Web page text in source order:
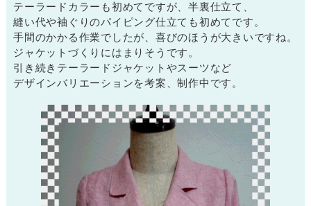
テーラードカラーも初めてですが、半裏仕立て、
縫い代や袖ぐりのパイピング仕立ても初めてです。
手間のかかる作業でしたが、喜びのほうが大きいですね。
ジャケットづくりにはまりそうです。
引き続きテーラードジャケットやスーツなど
デザインバリエーションを考案、制作中です。